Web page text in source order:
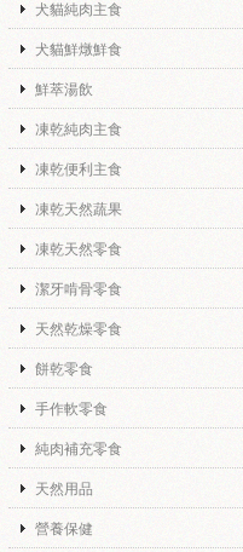
犬貓純肉主食
犬貓鮮燉鮮食
鮮萃湯飲
凍乾純肉主食
凍乾便利主食
凍乾天然蔬果
凍乾天然零食
潔牙啃骨零食
天然乾燥零食
餅乾零食
手作軟零食
純肉補充零食
天然用品
營養保健